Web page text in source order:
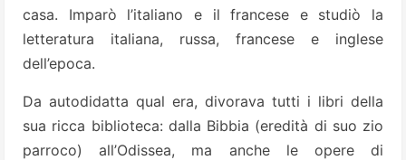
casa. Imparò l’italiano e il francese e studiò la
letteratura italiana, russa, francese e inglese
dell’epoca.
Da autodidatta qual era, divorava tutti i libri della
sua ricca biblioteca: dalla Bibbia (eredità di suo zio
parroco) all’Odissea, ma anche le opere di